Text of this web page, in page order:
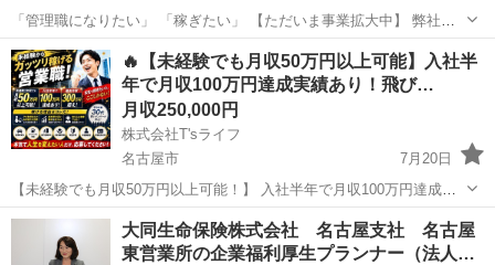
「管理職になりたい」 「稼ぎたい」 【ただいま事業拡大中】 弊社は
東京・大阪・名古屋にて短期人材サービスを提供している会社です。
イベント施工・運営、物流軽作業、内装・建築関係、倉庫内軽作業な
ど 長年蓄積したス...
愛知 名古屋市 営業 未経験
🔥【未経験でも月収50万円以上可能】入社半
年で月収100万円達成実績あり！飛び…
月収250,000円
株式会社T'sライフ
名古屋市
7月20日
【未経験でも月収50万円以上可能！】 入社半年で月収100万円達成実
績あり！ 営業スタッフ最高月収300万円超！ 「今の収入を変えたい」
「頑張った分だけ評価されたい」 そんな方を募集しています。 私たち
が扱うのは、住宅...
愛知 名古屋市 販売 未経験
大同生命保険株式会社 名古屋支社 名古屋
東営業所の企業福利厚生プランナー（法人…